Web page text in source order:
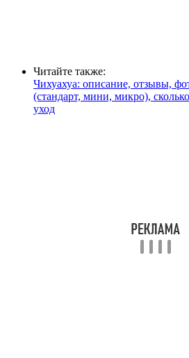
Читайте также:
Чихуахуа: описание, отзывы,
(стандарт, мини, микро),
уход